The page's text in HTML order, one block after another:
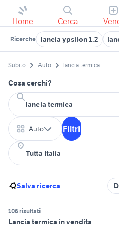
Home Cerca
Ricerche lancia ypsilon 1.2
Subito Auto lancia termica
Cosa cerchi?
Auto Filtri
Salva ricerca
106 risultati
Lancia termica in vendita